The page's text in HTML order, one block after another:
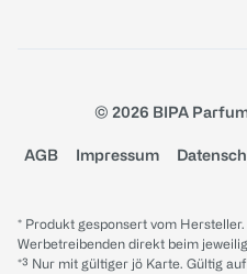
© 2026 BIPA
AGB Impressum
* Produkt gesponsert vom
Werbetreibenden direkt beim
*³ Nur mit gültiger jö Karte. Gültig